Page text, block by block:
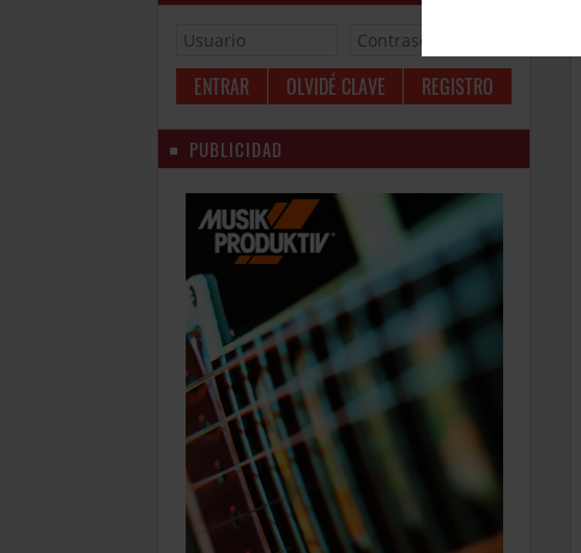
OLVIDÉ CLAVE REGISTRO
PUBLICIDAD